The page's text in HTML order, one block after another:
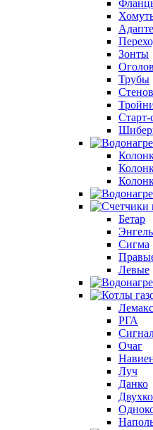
Зонты
Трубы
Старт-
Бетар
Сигма
Левые
Лемакс
РГА
Очаг
Луч
Данко